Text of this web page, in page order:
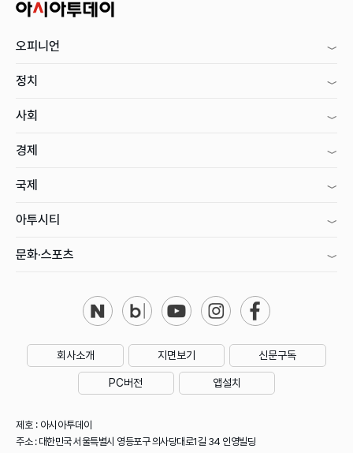
오피니언
정치
사회
경제
국제
아투시티
문화·스포츠
회사소개 지면보기 신문구독
PC버전 앱설치
제호 : 아시아투데이
주소 : 대한민국 서울특별시 영등포구 의사당대로1길 34 인영빌딩